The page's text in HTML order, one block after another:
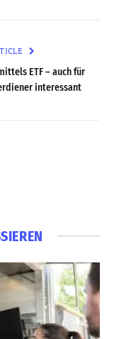
ETF – auch für
interessant